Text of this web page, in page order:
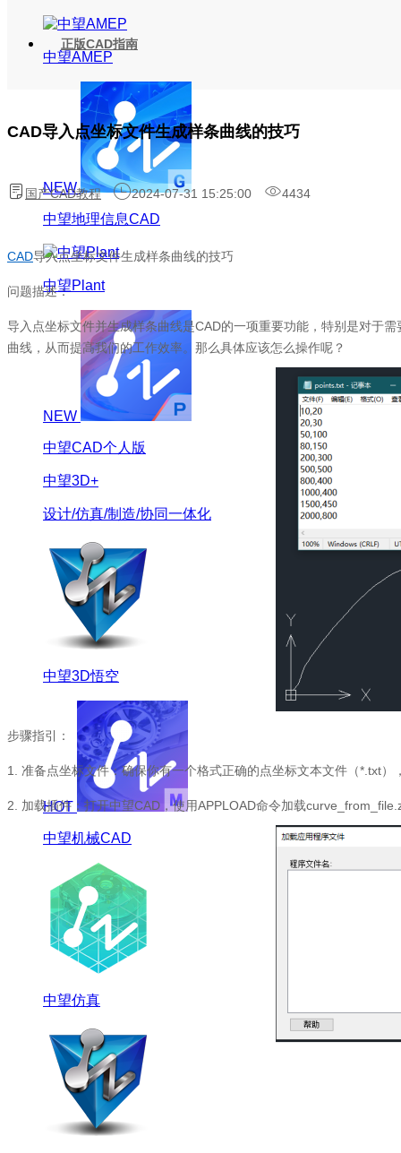
中望AMEP
NEW
中望地理信息CAD
中望Plant
NEW
中望CAD个人版
中望3D+
设计/仿真/制造/协同一体化
中望3D悟空
HOT
中望机械CAD
中望仿真
正版CAD指南
CAD导入点坐标文件生成样条曲线的技巧
国产CAD教程 2024-07-31 15:25:00 4434
CAD导入点坐标文件生成样条曲线的技巧
问题描述：
导入点坐标文件并生成样条曲线是CAD的一项重要功能，特别是对于
曲线，从而提高我们的工作效率。那么具体应该怎么操作呢？
步骤指引：
1. 准备点坐标文件：确保你有一个格式正确的点坐标文本文件（*.txt）
2. 加载插件：打开中望CAD ，使用APPLOAD命令加载